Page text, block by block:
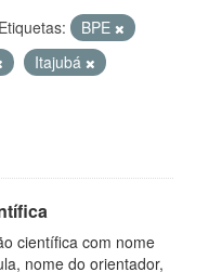
Etiquetas:
BPE
Itajubá
científica com nome
nome do orientador,